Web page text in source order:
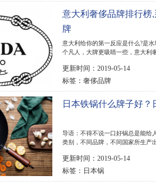
意大利奢侈品牌排行榜
牌
意大利给你的第一反应是什么?是
个凡人，大牌更吸睛一些，意大利
更新时间：2019-05-14
标签： 奢侈品牌
日本铁锅什么牌子好
导语：不得不说一口好锅总是能给
类别，不同品牌，不同国家所生产
更新时间：2019-05-14
标签： 日本锅